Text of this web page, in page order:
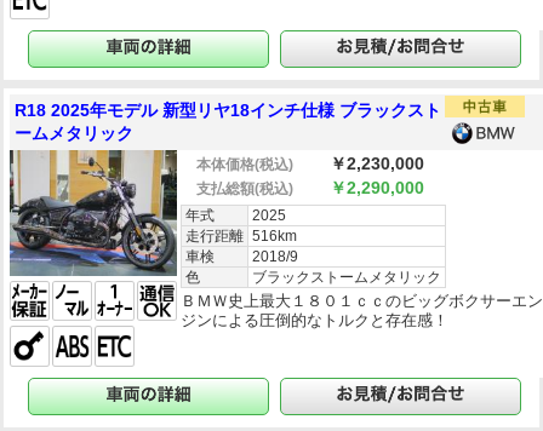
R18 2025年モデル 新型リヤ18インチ仕様 ブラックスト
ームメタリック
本体価格(税込) ￥2,230,000
支払総額(税込) ￥2,290,000
年式
2025
走行距離 516km
車検
2018/9
色
ブラックストームメタリック
ＢＭＷ史上最大１８０１ｃｃのビッグボクサーエン
ジンによる圧倒的なトルクと存在感！